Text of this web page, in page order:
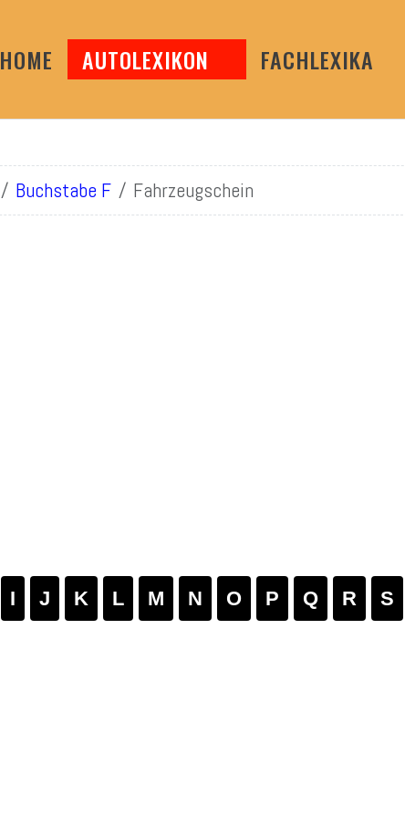
HOME AUTOLEXIKON FACHLEXIKA
Buchstabe F Fahrzeugschein
I J K L M N O P Q R S